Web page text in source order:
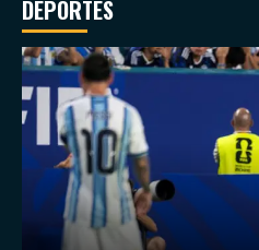
DEPORTES